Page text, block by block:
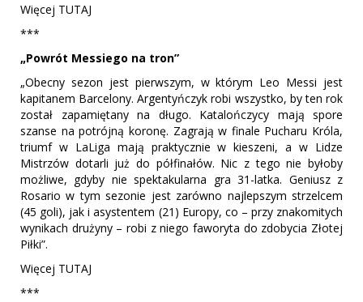
Więcej TUTAJ
***
„Powrót Messiego na tron”
„Obecny sezon jest pierwszym, w którym Leo Messi jest
kapitanem Barcelony. Argentyńczyk robi wszystko, by ten rok
został zapamiętany na długo. Katalończycy mają spore
szanse na potrójną koronę. Zagrają w finale Pucharu Króla,
triumf w LaLiga mają praktycznie w kieszeni, a w Lidze
Mistrzów dotarli już do półfinałów. Nic z tego nie byłoby
możliwe, gdyby nie spektakularna gra 31-latka. Geniusz z
Rosario w tym sezonie jest zarówno najlepszym strzelcem
(45 goli), jak i asystentem (21) Europy, co – przy znakomitych
wynikach drużyny – robi z niego faworyta do zdobycia Złotej
Piłki”.
Więcej TUTAJ
***